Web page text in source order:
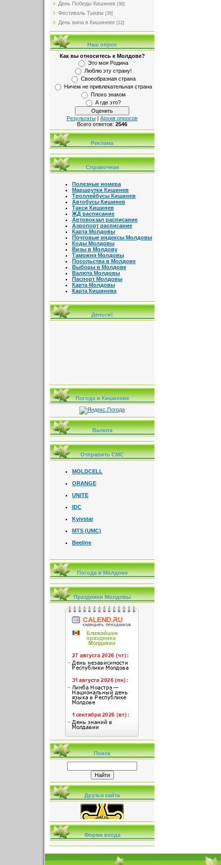
День Победы Кишинев [30]
Фестиваль Тыквы [39]
День вина в Кишиневе [22]
Наш опрос
Как вы относитесь к Молдове?
Это моя Родина
Люблю эту страну!
Своеобразная страна
Ничем не привлекательная страна
Плохо знаком
А где это?
Результаты | Архив опросов
Всего ответов: 2546
Реклама
Справочная
Полезные номера
Маршрутки Кишинев
Троллейбусы Кишинев
Автобусы Кишинев
Такси Кишинев
ЖД расписание
Автовокзал расписание
Аэропорт расписание
Карта Молдовы
Почтовые индексы Молдовы
Коды Молдовы
Визы в Молдову
Таможня Молдовы
Посольства в Молдове
Выборы в Молдове
Валюта Молдовы
Паспорт Молдовы
Карта Молдовы
Карта Кишинева
Деньги!
Погода в Кишиневе
Валюта
Отправить СМС
MOLDCELL
ORANGE
UNITE
IDC
Kyivstar
MTS (UMC)
Beeline
Погода в Молдове
Праздники Молдовы
Поиск
Друзья сайта
Форма входа